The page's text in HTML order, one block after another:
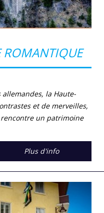
ROMANTIQUE
la Haute-
et de merveilles,
un patrimoine
Plus d'info